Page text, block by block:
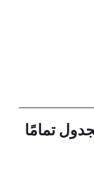
الجدول تمامًا